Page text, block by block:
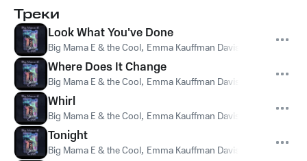
Треки
Look What You've Done
Big Mama E & the Cool, Emma Kauffman Davis
Where Does It Change
Big Mama E & the Cool, Emma Kauffman Davis
Whirl
Big Mama E & the Cool, Emma Kauffman Davis
Tonight
Big Mama E & the Cool, Emma Kauffman Davis